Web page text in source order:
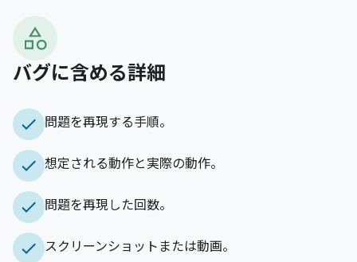
バグに含める詳細
check 問題を再現する手順。
check 想定される動作と実際の動作。
check 問題を再現した回数。
check スクリーンショットまたは動画。